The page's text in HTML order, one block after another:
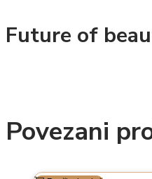
Future of
Povezani